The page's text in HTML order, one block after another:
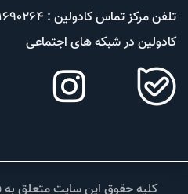
تلفن مرکز تماس کادولین : 91690264-021
کادولین در شبکه های اجتماعی
کلیه حقوق این سایت متعلق به